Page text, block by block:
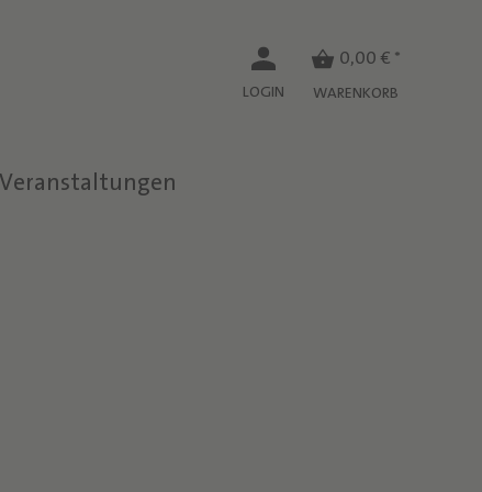
LOGIN
0,00 € *
WARENKORB
Veranstaltungen